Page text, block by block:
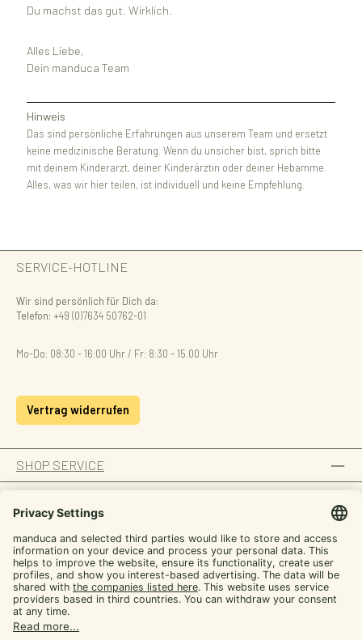
Du machst das gut. Wirklich.
Alles Liebe,
Dein manduca Team
Hinweis
Das sind persönliche Erfahrungen aus unserem Team und ersetzt
keine medizinische Beratung. Wenn du unsicher bist, sprich bitte
mit deinem Kinderarzt, deiner Kinderärztin oder deiner Hebamme.
Alles, was wir hier teilen, ist individuell und keine Empfehlung.
SERVICE-HOTLINE
Wir sind persönlich für Dich da:
Telefon: +49 (0)7634 50762-01
Mo-Do: 08:30 - 16:00 Uhr / Fr: 8:30 - 15.00 Uhr
Vertrag widerrufen
SHOP SERVICE
ZAHLUNGSARTEN
SICHER EINKAUFEN
UNSERE COMMUNITIES
Von manduca,
für dich
Werde manduca Insider und hol dir Tipps rund
ums Tragen plus exklusive Aktionen